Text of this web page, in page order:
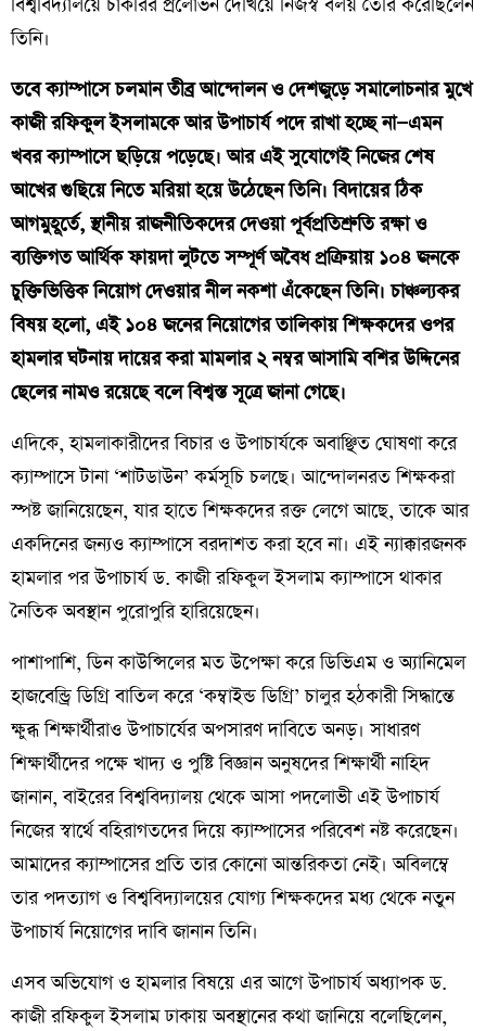
তিনি।
তবে ক্যাম্পাসে চলমান তীব্র আন্দোলন ও দেশজুড়ে সমালোচনার মুখে
কাজী রফিকুল ইসলামকে আর উপাচার্য পদে রাখা হচ্ছে না—এমন
খবর ক্যাম্পাসে ছড়িয়ে পড়েছে। আর এই সুযোগেই নিজের শেষ
আখের গুছিয়ে নিতে মরিয়া হয়ে উঠেছেন তিনি। বিদায়ের ঠিক
আগমুহূর্তে, স্থানীয় রাজনীতিকদের দেওয়া পূর্বপ্রতিশ্রুতি রক্ষা ও
ব্যক্তিগত আর্থিক ফায়দা লুটতে সম্পূর্ণ অবৈধ প্রক্রিয়ায় ১০৪ জনকে
চুক্তিভিত্তিক নিয়োগ দেওয়ার নীল নকশা এঁকেছেন তিনি। চাঞ্চল্যকর
বিষয় হলো, এই ১০৪ জনের নিয়োগের তালিকায় শিক্ষকদের ওপর
হামলার ঘটনায় দায়ের করা মামলার ২ নম্বর আসামি বশির উদ্দিনের
ছেলের নামও রয়েছে বলে বিশ্বস্ত সূত্রে জানা গেছে।
​এদিকে, হামলাকারীদের বিচার ও উপাচার্যকে অবাঞ্ছিত ঘোষণা করে
ক্যাম্পাসে টানা ‘শাটডাউন’ কর্মসূচি চলছে। আন্দোলনরত শিক্ষকরা
স্পষ্ট জানিয়েছেন, যার হাতে শিক্ষকদের রক্ত লেগে আছে, তাকে আর
একদিনের জন্যও ক্যাম্পাসে বরদাশত করা হবে না। এই ন্যাক্কারজনক
হামলার পর উপাচার্য ড. কাজী রফিকুল ইসলাম ক্যাম্পাসে থাকার
নৈতিক অবস্থান পুরোপুরি হারিয়েছেন।
​পাশাপাশি, ডিন কাউন্সিলের মত উপেক্ষা করে ডিভিএম ও অ্যানিমেল
হাজবেন্ড্রি ডিগ্রি বাতিল করে ‘কম্বাইন্ড ডিগ্রি’ চালুর হঠকারী সিদ্ধান্তে
ক্ষুব্ধ শিক্ষার্থীরাও উপাচার্যের অপসারণ দাবিতে অনড়। সাধারণ
শিক্ষার্থীদের পক্ষে খাদ্য ও পুষ্টি বিজ্ঞান অনুষদের শিক্ষার্থী নাহিদ
জানান, বাইরের বিশ্ববিদ্যালয় থেকে আসা পদলোভী এই উপাচার্য
নিজের স্বার্থে বহিরাগতদের দিয়ে ক্যাম্পাসের পরিবেশ নষ্ট করেছেন।
আমাদের ক্যাম্পাসের প্রতি তার কোনো আন্তরিকতা নেই। অবিলম্বে
তার পদত্যাগ ও বিশ্ববিদ্যালয়ের যোগ্য শিক্ষকদের মধ্য থেকে নতুন
উপাচার্য নিয়োগের দাবি জানান তিনি।
​এসব অভিযোগ ও হামলার বিষয়ে এর আগে উপাচার্য অধ্যাপক ড.
কাজী রফিকুল ইসলাম ঢাকায় অবস্থানের কথা জানিয়ে বলেছিলেন,